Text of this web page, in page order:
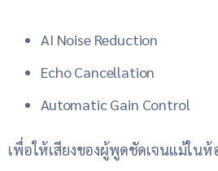
AI Noise Reduction
Echo Cancellation
Automatic Gain Control
เพื่อให้เสียงของผู้พูดชัดเจนแม้ในห้